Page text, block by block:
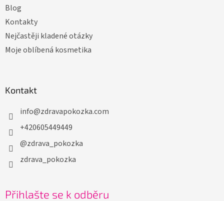
Blog
Kontakty
Nejčastěji kladené otázky
Moje oblíbená kosmetika
Kontakt
info@zdravapokozka.com
+420605449449
@zdrava_pokozka
zdrava_pokozka
Přihlašte se k odběru